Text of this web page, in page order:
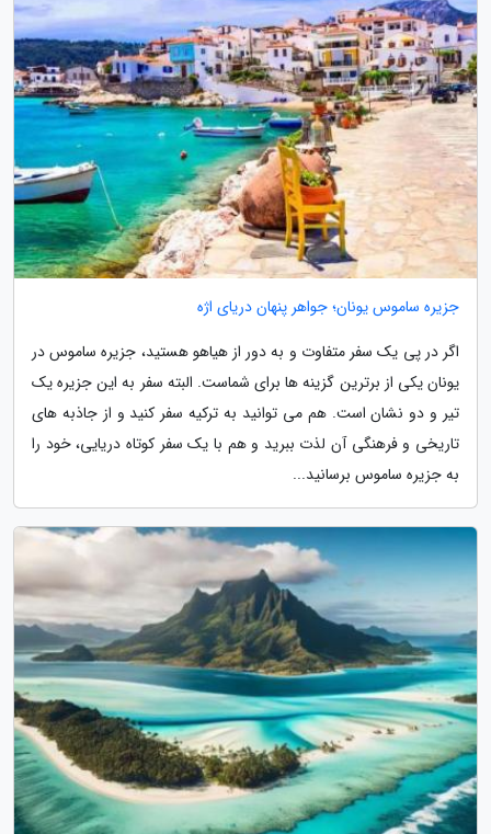
جزیره ساموس یونان؛ جواهر پنهان دریای اژه
اگر در پی یک سفر متفاوت و به دور از هیاهو هستید، جزیره ساموس در
یونان یکی از برترین گزینه ها برای شماست. البته سفر به این جزیره یک
تیر و دو نشان است. هم می توانید به ترکیه سفر کنید و از جاذبه های
تاریخی و فرهنگی آن لذت ببرید و هم با یک سفر کوتاه دریایی، خود را
به جزیره ساموس برسانید...